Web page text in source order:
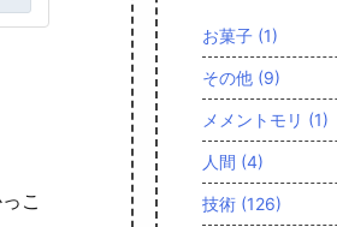
こ
お菓子 (1)
その他 (9)
メメントモリ (1)
人間 (4)
技術 (126)